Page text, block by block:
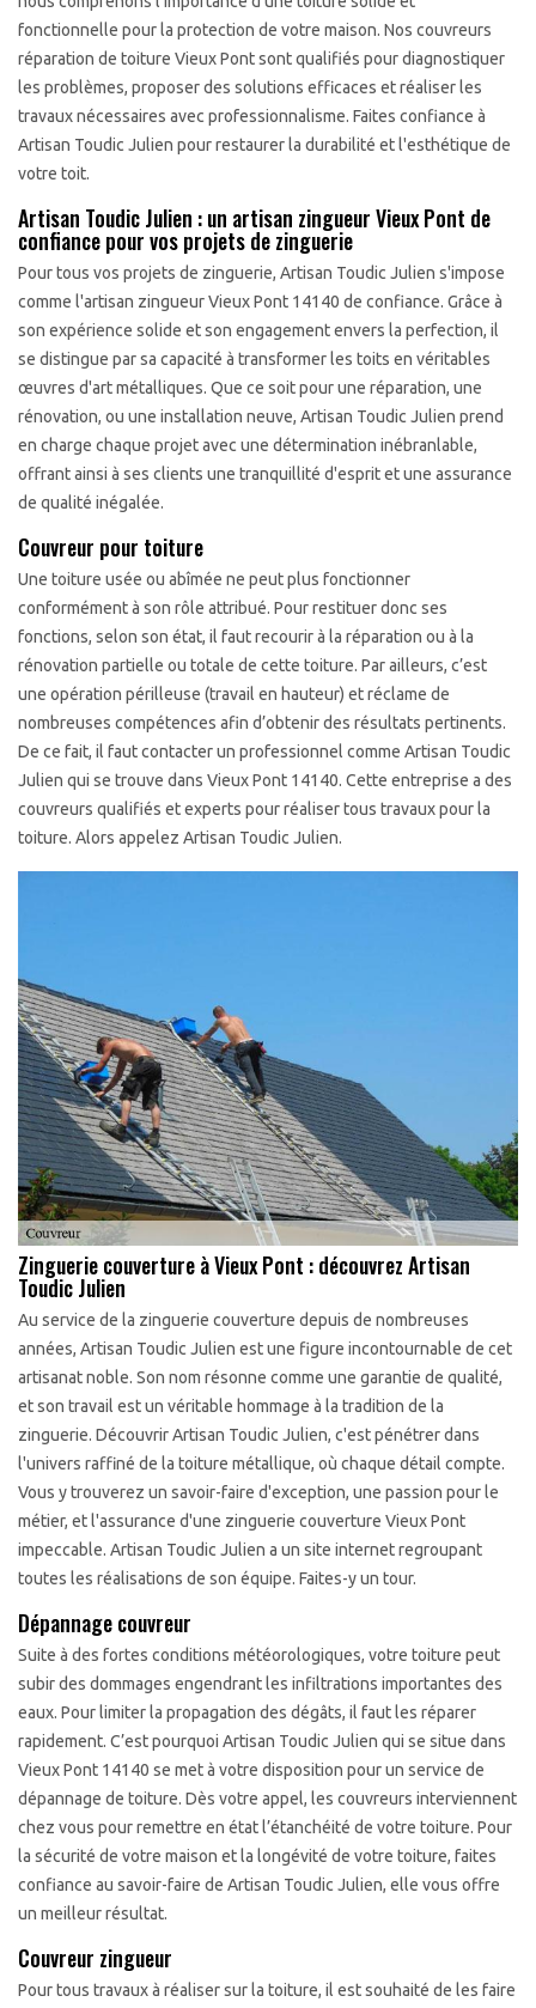
fonctionnelle pour la protection de votre maison. Nos couvreurs
réparation de toiture Vieux Pont sont qualifiés pour diagnostiquer
les problèmes, proposer des solutions efficaces et réaliser les
travaux nécessaires avec professionnalisme. Faites confiance à
Artisan Toudic Julien pour restaurer la durabilité et l'esthétique de
votre toit.
Artisan Toudic Julien : un artisan zingueur Vieux Pont de
confiance pour vos projets de zinguerie
Pour tous vos projets de zinguerie, Artisan Toudic Julien s'impose
comme l'artisan zingueur Vieux Pont 14140 de confiance. Grâce à
son expérience solide et son engagement envers la perfection, il
se distingue par sa capacité à transformer les toits en véritables
œuvres d'art métalliques. Que ce soit pour une réparation, une
rénovation, ou une installation neuve, Artisan Toudic Julien prend
en charge chaque projet avec une détermination inébranlable,
offrant ainsi à ses clients une tranquillité d'esprit et une assurance
de qualité inégalée.
Couvreur pour toiture
Une toiture usée ou abîmée ne peut plus fonctionner
conformément à son rôle attribué. Pour restituer donc ses
fonctions, selon son état, il faut recourir à la réparation ou à la
rénovation partielle ou totale de cette toiture. Par ailleurs, c’est
une opération périlleuse (travail en hauteur) et réclame de
nombreuses compétences afin d’obtenir des résultats pertinents.
De ce fait, il faut contacter un professionnel comme Artisan Toudic
Julien qui se trouve dans Vieux Pont 14140. Cette entreprise a des
couvreurs qualifiés et experts pour réaliser tous travaux pour la
toiture. Alors appelez Artisan Toudic Julien.
Zinguerie couverture à Vieux Pont : découvrez Artisan
Toudic Julien
Au service de la zinguerie couverture depuis de nombreuses
années, Artisan Toudic Julien est une figure incontournable de cet
artisanat noble. Son nom résonne comme une garantie de qualité,
et son travail est un véritable hommage à la tradition de la
zinguerie. Découvrir Artisan Toudic Julien, c'est pénétrer dans
l'univers raffiné de la toiture métallique, où chaque détail compte.
Vous y trouverez un savoir-faire d'exception, une passion pour le
métier, et l'assurance d'une zinguerie couverture Vieux Pont
impeccable. Artisan Toudic Julien a un site internet regroupant
toutes les réalisations de son équipe. Faites-y un tour.
Dépannage couvreur
Suite à des fortes conditions météorologiques, votre toiture peut
subir des dommages engendrant les infiltrations importantes des
eaux. Pour limiter la propagation des dégâts, il faut les réparer
rapidement. C’est pourquoi Artisan Toudic Julien qui se situe dans
Vieux Pont 14140 se met à votre disposition pour un service de
dépannage de toiture. Dès votre appel, les couvreurs interviennent
chez vous pour remettre en état l’étanchéité de votre toiture. Pour
la sécurité de votre maison et la longévité de votre toiture, faites
confiance au savoir-faire de Artisan Toudic Julien, elle vous offre
un meilleur résultat.
Couvreur zingueur
Pour tous travaux à réaliser sur la toiture, il est souhaité de les faire